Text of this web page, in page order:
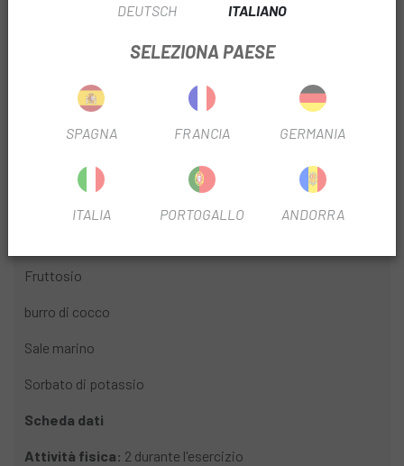
165 mg
IngredientiIN PROPORZIONE
Sciroppo di fruttosio
Fruttosio
burro di cocco
Sale marino
Sorbato di potassio
Scheda dati
Attività fisica: 2 durante l'esercizio
DEUTSCH ITALIANO
SELEZIONA PAESE
SPAGNA FRANCIA GERMANIA
ITALIA PORTOGALLO ANDORRA